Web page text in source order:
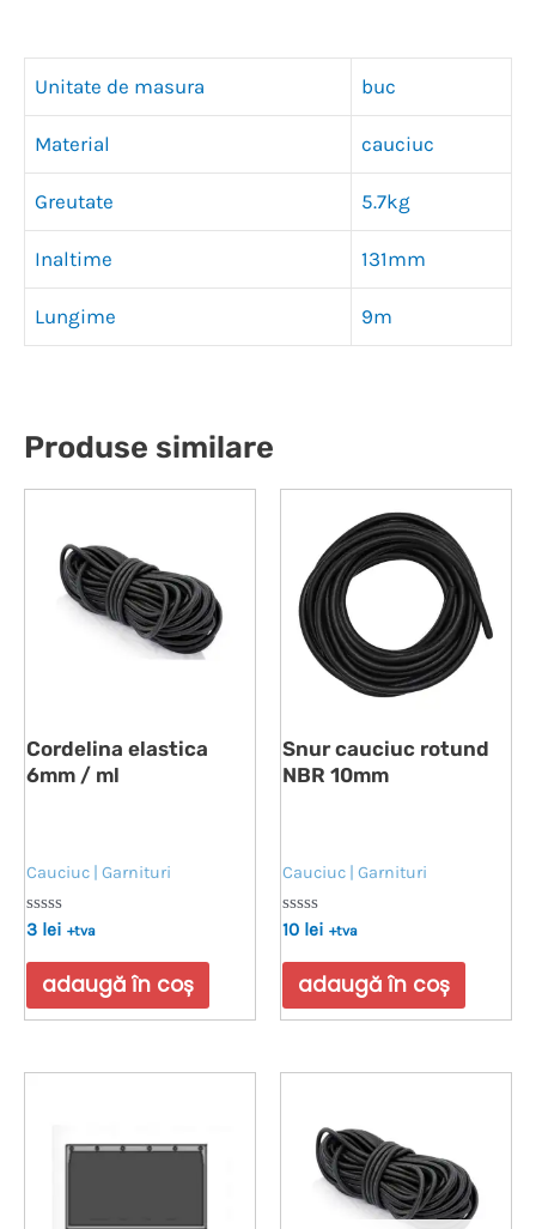
Unitate de masura buc
Material cauciuc
Greutate 5.7kg
Inaltime 131mm
Lungime 9m
Produse similare
Cordelina elastica
6mm / ml
Cauciuc | Garnituri
Evaluat
0
din
3 lei +tva
adaugă în coș
Snur cauciuc rotund
NBR 10mm
Cauciuc | Garnituri
Evaluat
0
din
10 lei +tva
adaugă în coș